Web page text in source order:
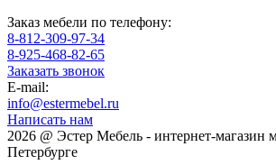
Заказ мебели по телефону:
8-812-309-97-34
8-925-468-82-65
Заказать звонок
E-mail:
info@estermebel.ru
Написать нам
2026 @ Эстер Мебель - интернет-магазин
Петербурге